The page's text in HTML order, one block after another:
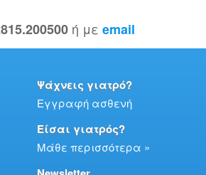
ή με email
Ψάχνεις γιατρό?
Εγγραφή ασθενή
Είσαι γιατρός?
Μάθε περισσότερα »